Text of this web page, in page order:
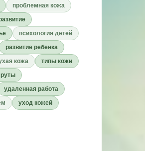
проблемная кожа
психология детей
развитие ребенка
кожа
типы кожи
удаленная работа
уход кожей